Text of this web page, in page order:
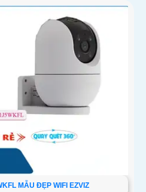
MẪU ĐẸP WIFI EZVIZ